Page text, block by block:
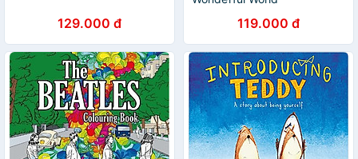
129.000 đ 119.000 đ